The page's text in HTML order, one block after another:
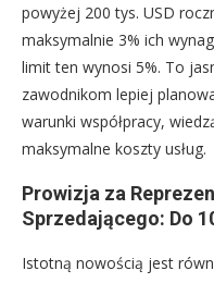
powyżej 200 tys. USD
maksymalnie 3% ich
limit ten wynosi 5%. To
zawodnikom lepiej
warunki współpracy,
maksymalne koszty usług.
Prowizja za
Sprzedającego: Do
Istotną nowością jest